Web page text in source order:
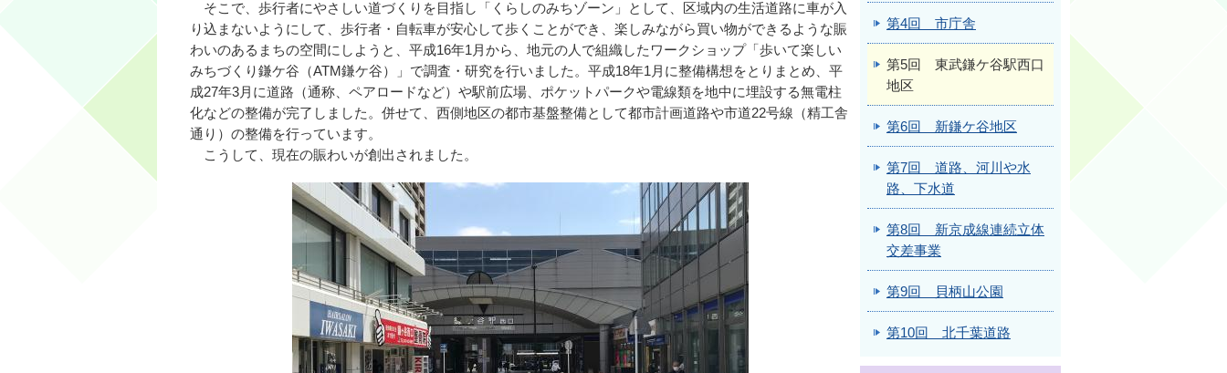
そこで、歩行者にやさしい道づくりを目指し「くらしのみちゾーン」として、区域内の生活道路に車が入
り込まないようにして、歩行者・自転車が安心して歩くことができ、楽しみながら買い物ができるような賑
わいのあるまちの空間にしようと、平成16年1月から、地元の人で組織したワークショップ「歩いて楽しい
みちづくり鎌ケ谷（ATM鎌ケ谷）」で調査・研究を行いました。平成18年1月に整備構想をとりまとめ、平
成27年3月に道路（通称、ペアロードなど）や駅前広場、ポケットパークや電線類を地中に埋設する無電柱
化などの整備が完了しました。併せて、西側地区の都市基盤整備として都市計画道路や市道22号線（精工舎
通り）の整備を行っています。
こうして、現在の賑わいが創出されました。
第4回 市庁舎
第5回 東武鎌ケ谷駅西口
地区
第6回 新鎌ケ谷地区
第7回 道路、河川や水
路、下水道
第8回 新京成線連続立体
交差事業
第9回 貝柄山公園
第10回 北千葉道路